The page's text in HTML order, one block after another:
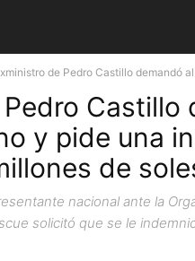
de Pedro Castillo demandó
Castillo
y pide una
de
nacional ante la
solicitó que se le